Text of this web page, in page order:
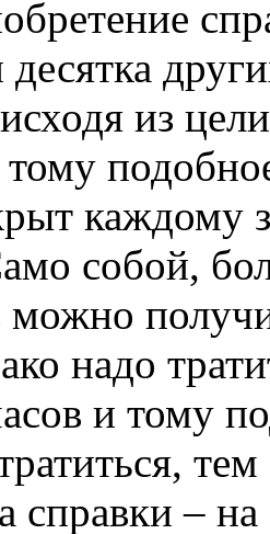
десятка
из
тому
каждому
собой,
можно
надо
и тому
справки –